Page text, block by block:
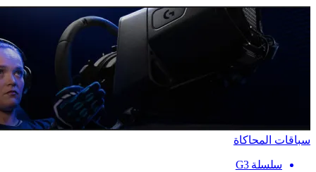
سباقات المحاكاة
سلسلة G3